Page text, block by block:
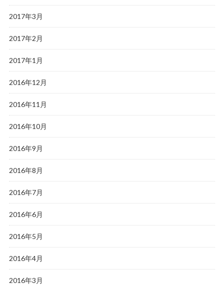
2017年3月
2017年2月
2017年1月
2016年12月
2016年11月
2016年10月
2016年9月
2016年8月
2016年7月
2016年6月
2016年5月
2016年4月
2016年3月